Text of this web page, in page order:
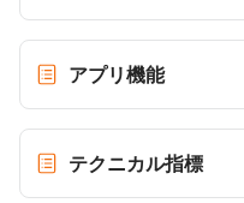
アプリ機能
テクニカル指標